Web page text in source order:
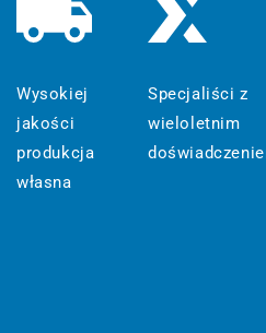
Wysokiej
jakości
produkcja
własna
Specjaliści z
wieloletnim